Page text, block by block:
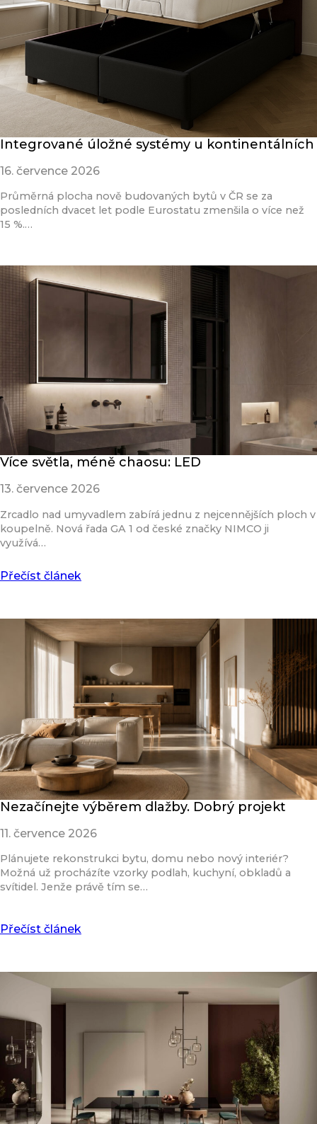
Integrované úložné systémy u kontinentálních
16. července 2026
Průměrná plocha nově budovaných bytů v ČR se za
posledních dvacet let podle Eurostatu zmenšila o více než
15 %.…
Více světla, méně chaosu: LED
13. července 2026
Zrcadlo nad umyvadlem zabírá jednu z nejcennějších ploch v
koupelně. Nová řada GA 1 od české značky NIMCO ji
využívá…
Přečíst článek
Nezačínejte výběrem dlažby. Dobrý projekt
11. července 2026
Plánujete rekonstrukci bytu, domu nebo nový interiér?
Možná už procházíte vzorky podlah, kuchyní, obkladů a
svítidel. Jenže právě tím se…
Přečíst článek